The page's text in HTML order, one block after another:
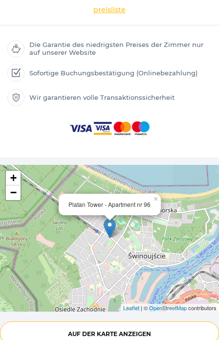
preisliste
Die Garantie des niedrigsten Preises der Zimmer nur
auf unserer Website
Sofortige Buchungsbestätigung (Onlinebezahlung)
Wir garantieren volle Transaktionssicherheit
Platan Tower - Apartment nr 96
×
+
−
Leaflet | ©OpenStreetMapcontributors
AUF DER KARTE ANZEIGEN